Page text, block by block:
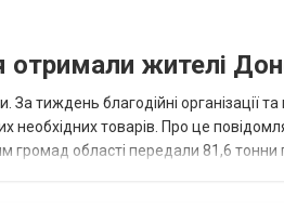
отримали жителі
тиждень благодійні організації
необхідних товарів. Про це
громад області передали 81,6 тонни